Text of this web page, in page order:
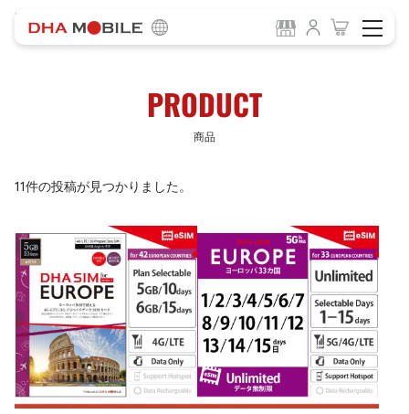
HOME
PRODUCT
商品
11件の投稿が見つかりました。